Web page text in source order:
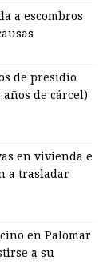
a escombros
de presidio
de cárcel)
en vivienda e
a trasladar
en Palomar
a su